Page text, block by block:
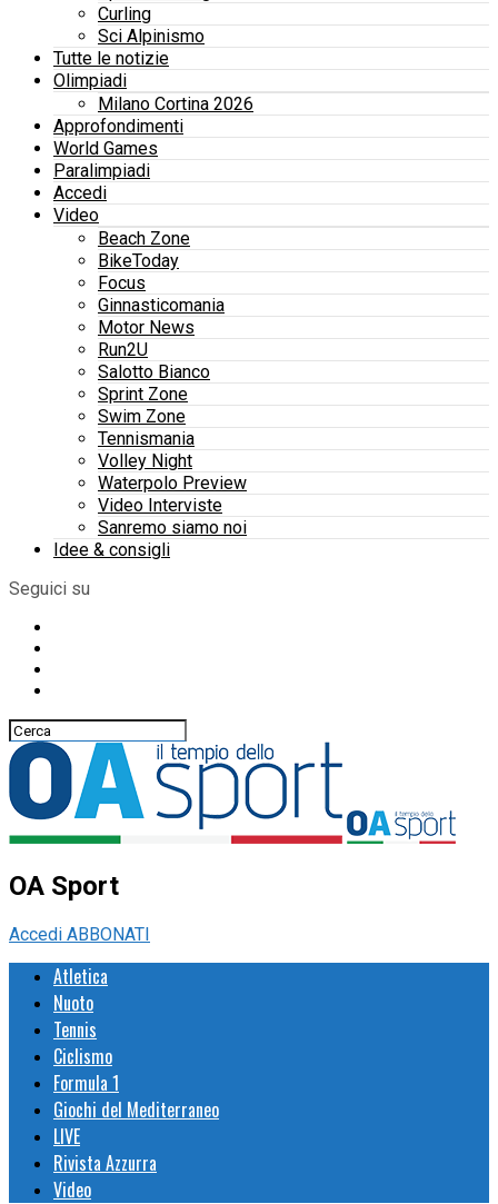
Curling
Sci Alpinismo
Tutte le notizie
Olimpiadi
Milano Cortina 2026
Approfondimenti
World Games
Paralimpiadi
Accedi
Video
Beach Zone
BikeToday
Focus
Ginnasticomania
Motor News
Run2U
Salotto Bianco
Sprint Zone
Swim Zone
Tennismania
Volley Night
Waterpolo Preview
Video Interviste
Sanremo siamo noi
Idee & consigli
Seguici su
OA Sport
Accedi ABBONATI
Atletica
Nuoto
Tennis
Ciclismo
Formula 1
Giochi del Mediterraneo
LIVE
Rivista Azzurra
Video